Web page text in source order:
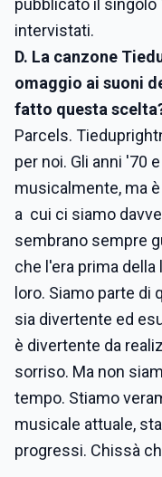
pubblicato il singolo
intervistati.
D. La canzone
omaggio ai suoni
fatto questa
Parcels.
per noi. Gli anni '70
musicalmente, ma
a cui ci siamo
sembrano sempre
che l'era prima
loro. Siamo parte di
sia divertente ed
è divertente da
sorriso. Ma non
tempo. Stiamo
musicale attuale,
progressi. Chissà